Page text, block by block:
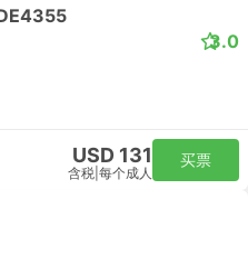
3.0
USD 131
含税 每个成人
买票